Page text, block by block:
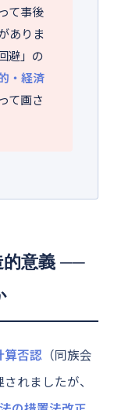
て事後
ありま
避」の
・経済
て画さ
的意義 ──
算否認 （同族会
れましたが、